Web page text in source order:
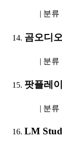
| 분류
곰오디
| 분류
팟플레
| 분류
LM